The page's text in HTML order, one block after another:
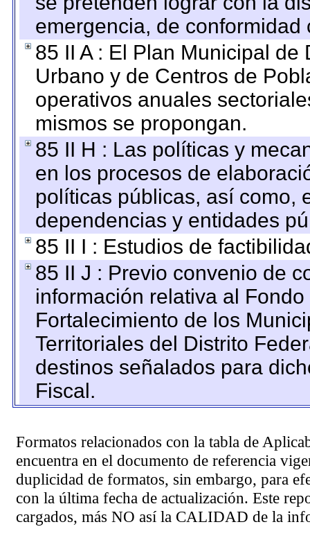
emergencia, de
85 II A : El Plan Municipal
Urbano y de Centros de
operativos anuales
mismos se propongan.
85 II H : Las políticas y
en los procesos de
políticas públicas, así como,
dependencias y entidades
85 II I : Estudios de
85 II J : Previo convenio de
información relativa al
Fortalecimiento de los
Territoriales del Distrito
destinos señalados para
Fiscal.
Formatos relacionados con la tabla de
encuentra en el documento de referencia
duplicidad de formatos, sin embargo, para
con la última fecha de actualización. Este
cargados, más NO así la CALIDAD de la